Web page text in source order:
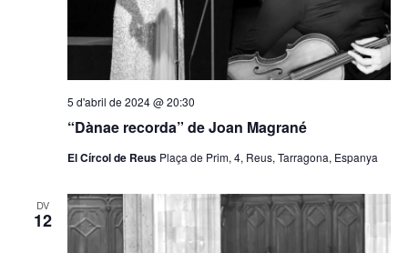
“Dànae recorda” de Joan Magrané
5 d'abril de 2024 @ 20:30
El Círcol de Reus Plaça de Prim, 4, Reus, Tarragona, Espanya
DV
12